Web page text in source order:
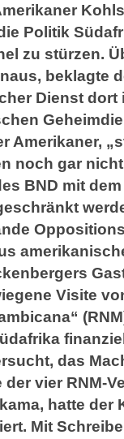
Politik
zu stürzen.
beklagte
Dienst dort
Amerikaner,
noch gar
BND mit
Visite
das
vier RNM-
hatte der
Mit